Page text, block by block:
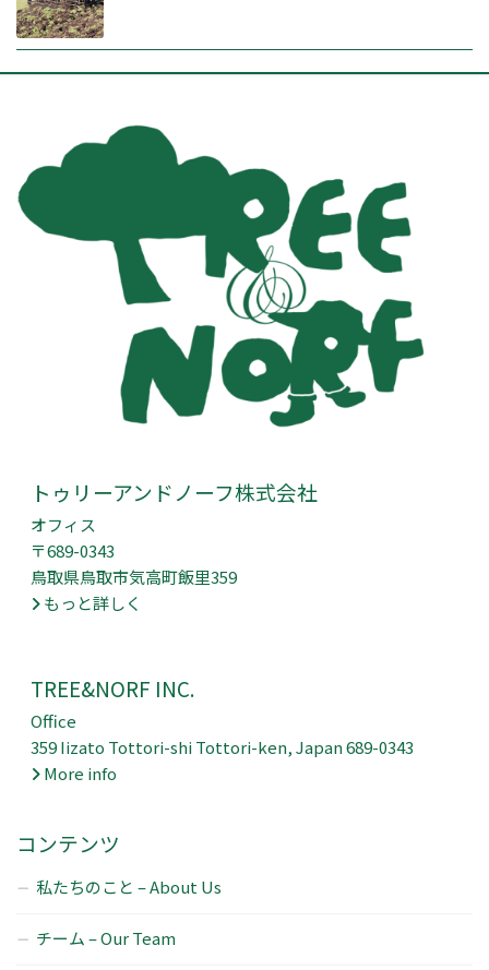
トゥリーアンドノーフ株式会社
オフィス
〒689-0343
鳥取県鳥取市気高町飯里359
もっと詳しく
TREE&NORF INC.
Office
359 Iizato Tottori-shi Tottori-ken, Japan 689-0343
More info
コンテンツ
私たちのこと – About Us
チーム – Our Team